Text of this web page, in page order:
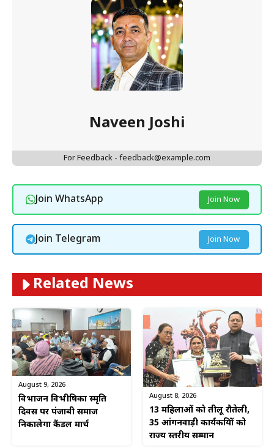
Naveen Joshi
For Feedback - feedback@example.com
Join WhatsApp Join Now
Join Telegram Join Now
Related News
August 9, 2026
विभाजन विभीषिका स्मृति
दिवस पर पंजाबी समाज
निकालेगा कैंडल मार्च
August 8, 2026
13 महिलाओं को तीलू रौतेली,
35 आंगनवाड़ी कार्यकत्रियों को
राज्य स्तरीय सम्मान